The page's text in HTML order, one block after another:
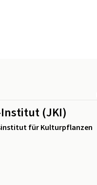
(JKI)
für Kulturpflanzen